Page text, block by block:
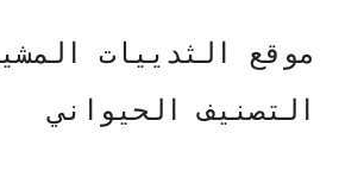
موقع الثدييات
التصنيف الحيواني